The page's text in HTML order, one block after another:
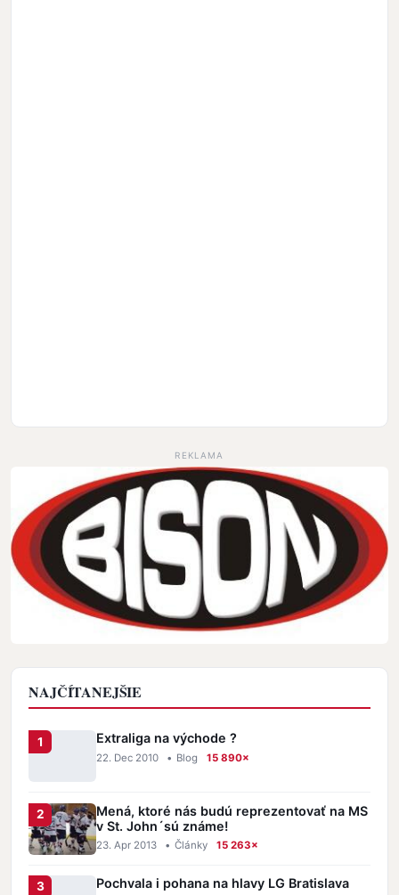
REKLAMA
NAJČÍTANEJŠIE
Extraliga na východe ?
22. Dec 2010 • Blog 15 890×
Mená, ktoré nás budú reprezentovať na MS
v St. John´sú známe!
23. Apr 2013 • Články 15 263×
Pochvala i pohana na hlavy LG Bratislava